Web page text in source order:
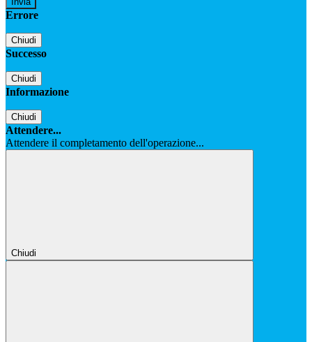
Errore
Chiudi
Successo
Chiudi
Informazione
Chiudi
Attendere...
Attendere il completamento dell'operazione...
Chiudi